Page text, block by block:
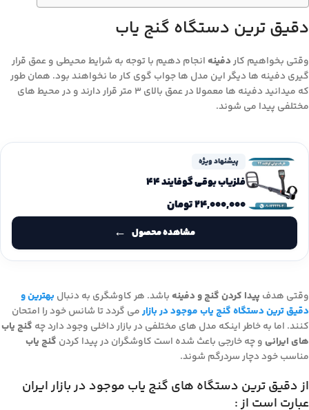
دقیق ترین دستگاه گنج یاب
وقتی بخواهیم کاردفینه انجام دهیم با توجه به شرایط محیطی و عمق قرار
گیری دفینه ها دیگر این مدل ها جواب گوی کار ما نخواهند بود. همان طور
که میدانید دفینه ها معمولا در عمق بالای 3 متر قرار دارند و در محیط های
مختلفی پیدا می شوند.
پیشنهاد ویژه
فلزیاب بوقی گوفایند 44
۲۴,۰۰۰,۰۰۰تومان
مشاهده محصول
وقتی هدف پیدا کردن گنج و دفینه باشد. هر کاوشگری به دنبال بهترین و
دقیق ترین دستگاه گنج یاب موجود در بازارمی گردد تا شانس خود را امتحان
کنند. اما به خاطر اینکه مدل های مختلفی در بازار داخلی وجود دارد چه گنج یاب
های ایرانیو چه خارجی باعث شده است کاوشگران در پیدا کردن گنج یاب
مناسب خود دچار سردرگم شوند.
از دقیق ترین دستگاه های گنج یاب موجود در بازار ایران
عبارت است از :